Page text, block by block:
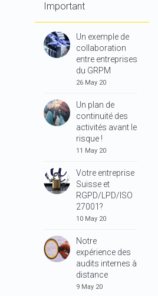
Important
Un exemple de
collaboration
entre entreprises
du GRPM
26 May 20
Un plan de
continuité des
activités avant le
risque !
11 May 20
Votre entreprise
Suisse et
RGPD/LPD/ISO
27001?
10 May 20
Notre
expérience des
audits internes à
distance
9 May 20